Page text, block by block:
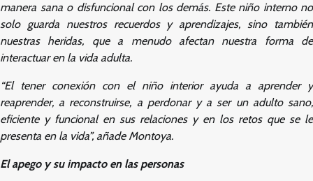
manera sana o disfuncional con los demás. Este niño interno no
solo guarda nuestros recuerdos y aprendizajes, sino también
nuestras heridas, que a menudo afectan nuestra forma de
interactuar en la vida adulta.
“El tener conexión con el niño interior ayuda a aprender y
reaprender, a reconstruirse, a perdonar y a ser un adulto sano,
eficiente y funcional en sus relaciones y en los retos que se le
presenta en la vida”, añade Montoya.
El apego y su impacto en las personas